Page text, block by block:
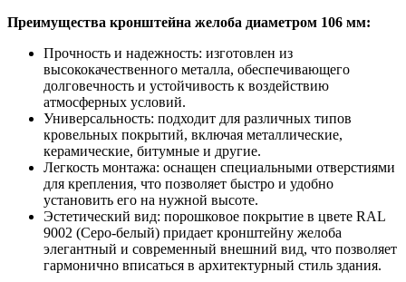
Преимущества кронштейна желоба диаметром 106 мм:
Прочность и надежность: изготовлен из
высококачественного металла, обеспечивающего
долговечность и устойчивость к воздействию
атмосферных условий.
Универсальность: подходит для различных типов
кровельных покрытий, включая металлические,
керамические, битумные и другие.
Легкость монтажа: оснащен специальными отверстиями
для крепления, что позволяет быстро и удобно
установить его на нужной высоте.
Эстетический вид: порошковое покрытие в цвете RAL
9002 (Серо-белый) придает кронштейну желоба
элегантный и современный внешний вид, что позволяет
гармонично вписаться в архитектурный стиль здания.